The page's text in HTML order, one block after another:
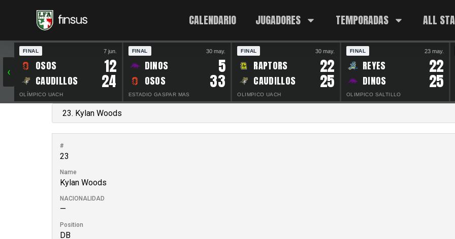
CALENDARIO JUGADORES TEMPORADAS ALL
‹
FINAL 7 jun.
OSOS 12
CAUDILLOS 24
OLÍMPICO UACH
FINAL 30 may.
DINOS 5
OSOS 33
ESTADIO GASPAR MAS
FINAL 30 may.
RAPTORS 22
CAUDILLOS 25
OLIMPICO UACH
FINAL 23 may.
REYES 22
DINOS 25
OLIMPICO SALTILLO
#
23
Name
Kylan Woods
NACIONALIDAD
—
Position
DB